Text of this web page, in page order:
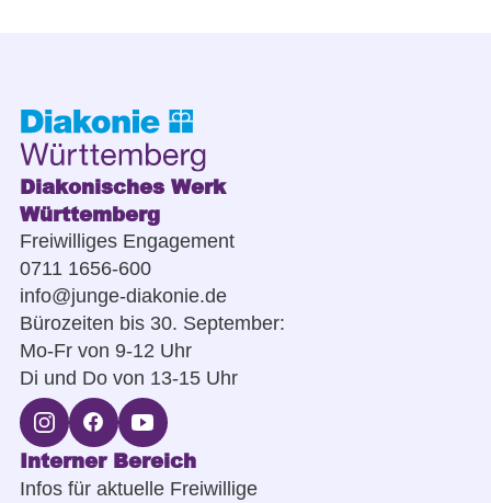
Diakonisches Werk
Württemberg
Freiwilliges Engagement
0711 1656-600
info@junge-diakonie.de
Bürozeiten bis 30. September:
Mo-Fr von 9-12 Uhr
Di und Do von 13-15 Uhr
Interner Bereich
Infos für aktuelle Freiwillige